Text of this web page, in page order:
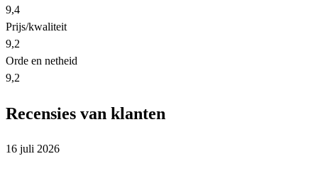
9,4
Prijs/kwaliteit
9,2
Orde en netheid
9,2
Recensies van klanten
16 juli 2026